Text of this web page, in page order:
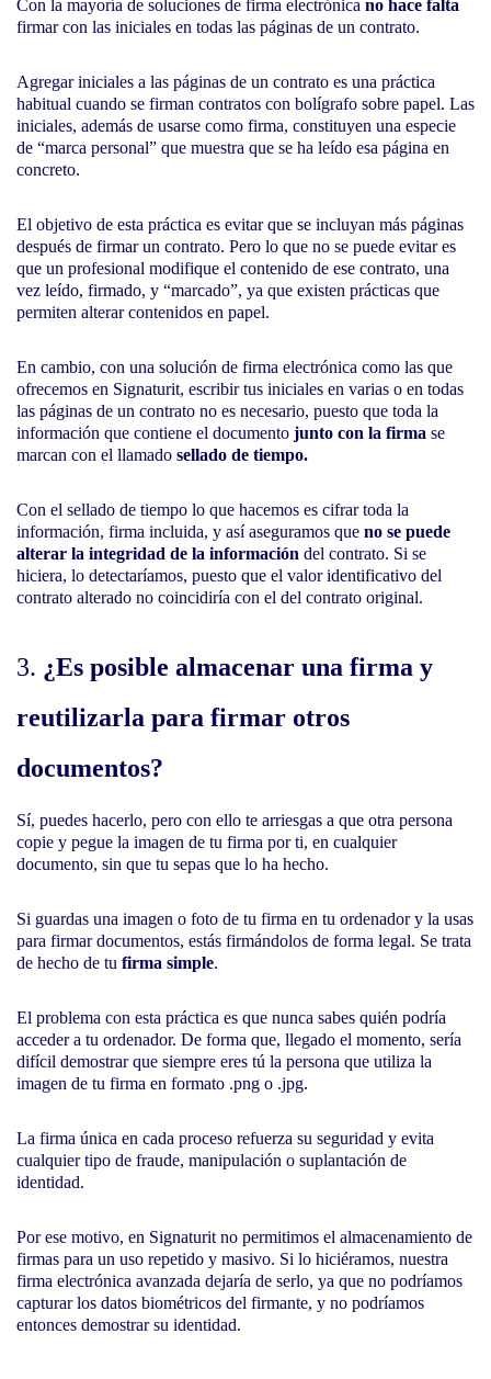
Con la mayoría de soluciones de firma electrónica no hace falta
firmar con las iniciales en todas las páginas de un contrato.
Agregar iniciales a las páginas de un contrato es una práctica
habitual cuando se firman contratos con bolígrafo sobre papel. Las
iniciales, además de usarse como firma, constituyen una especie
de “marca personal” que muestra que se ha leído esa página en
concreto.
El objetivo de esta práctica es evitar que se incluyan más páginas
después de firmar un contrato. Pero lo que no se puede evitar es
que un profesional modifique el contenido de ese contrato, una
vez leído, firmado, y “marcado”, ya que existen prácticas que
permiten alterar contenidos en papel.
En cambio, con una solución de firma electrónica como las que
ofrecemos en Signaturit, escribir tus iniciales en varias o en todas
las páginas de un contrato no es necesario, puesto que toda la
información que contiene el documento junto con la firma se
marcan con el llamado sellado de tiempo.
Con el sellado de tiempo lo que hacemos es cifrar toda la
información, firma incluida, y así aseguramos que no se puede
alterar la integridad de la información del contrato. Si se
hiciera, lo detectaríamos, puesto que el valor identificativo del
contrato alterado no coincidiría con el del contrato original.
3. ¿Es posible almacenar una firma y
reutilizarla para firmar otros
documentos?
Sí, puedes hacerlo, pero con ello te arriesgas a que otra persona
copie y pegue la imagen de tu firma por ti, en cualquier
documento, sin que tu sepas que lo ha hecho.
Si guardas una imagen o foto de tu firma en tu ordenador y la usas
para firmar documentos, estás firmándolos de forma legal. Se trata
de hecho de tu firma simple.
El problema con esta práctica es que nunca sabes quién podría
acceder a tu ordenador. De forma que, llegado el momento, sería
difícil demostrar que siempre eres tú la persona que utiliza la
imagen de tu firma en formato .png o .jpg.
La firma única en cada proceso refuerza su seguridad y evita
cualquier tipo de fraude, manipulación o suplantación de
identidad.
Por ese motivo, en Signaturit no permitimos el almacenamiento de
firmas para un uso repetido y masivo. Si lo hiciéramos, nuestra
firma electrónica avanzada dejaría de serlo, ya que no podríamos
capturar los datos biométricos del firmante, y no podríamos
entonces demostrar su identidad.